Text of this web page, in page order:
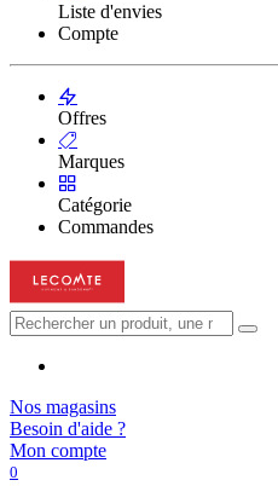
Liste d'envies
Compte
Offres
Marques
Catégorie
Commandes
Nos magasins
Besoin d'aide ?
Mon compte
0